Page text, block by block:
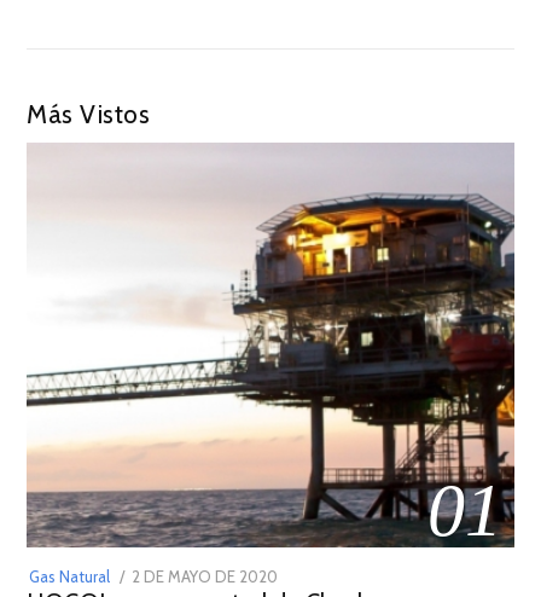
Más Vistos
01
Gas Natural
POSTED
2 DE MAYO DE 2020